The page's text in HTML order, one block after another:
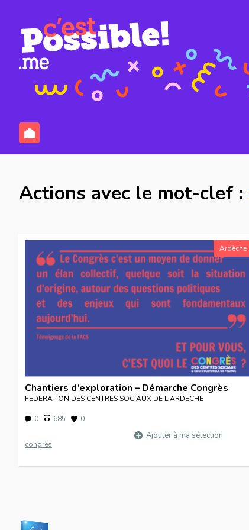
Actions avec le mot-clef :
Ardèche
Chantiers d’exploration – Démarche Congrès
FEDERATION DES CENTRES SOCIAUX DE L'ARDECHE
0 685 0
Ajouter à ma sélection
congrès